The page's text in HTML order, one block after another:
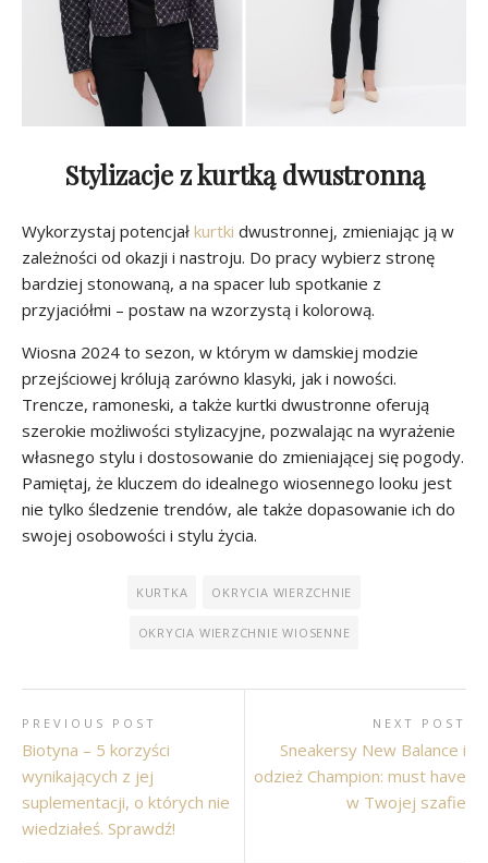
Stylizacje z kurtką dwustronną
Wykorzystaj potencjał kurtki dwustronnej, zmieniając ją w
zależności od okazji i nastroju. Do pracy wybierz stronę
bardziej stonowaną, a na spacer lub spotkanie z
przyjaciółmi – postaw na wzorzystą i kolorową.
Wiosna 2024 to sezon, w którym w damskiej modzie
przejściowej królują zarówno klasyki, jak i nowości.
Trencze, ramoneski, a także kurtki dwustronne oferują
szerokie możliwości stylizacyjne, pozwalając na wyrażenie
własnego stylu i dostosowanie do zmieniającej się pogody.
Pamiętaj, że kluczem do idealnego wiosennego looku jest
nie tylko śledzenie trendów, ale także dopasowanie ich do
swojej osobowości i stylu życia.
KURTKA OKRYCIA WIERZCHNIE
OKRYCIA WIERZCHNIE WIOSENNE
PREVIOUS POST
Biotyna – 5 korzyści
wynikających z jej
suplementacji, o których nie
wiedziałeś. Sprawdź!
NEXT POST
Sneakersy New Balance i
odzież Champion: must have
w Twojej szafie